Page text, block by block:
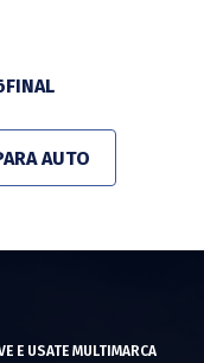
AUTO
E USATE MULTIMARCA